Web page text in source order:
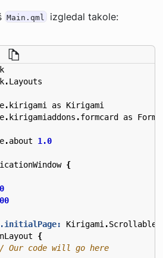
Main.qml izgledal takole:
.Layouts
.kirigami as
Kirigami
.kirigamiaddons .formcard as
.about 1.0
{
Kirigami .
{
// Our code will go here